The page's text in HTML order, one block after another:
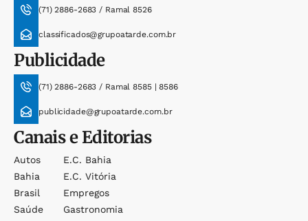
(71) 2886-2683 / Ramal 8526
classificados@grupoatarde.com.br
Publicidade
(71) 2886-2683 / Ramal 8585 | 8586
publicidade@grupoatarde.com.br
Canais e Editorias
Autos
Bahia
Brasil
Saúde
E.c. Bahia
E.c. Vitória
Empregos
Gastronomia